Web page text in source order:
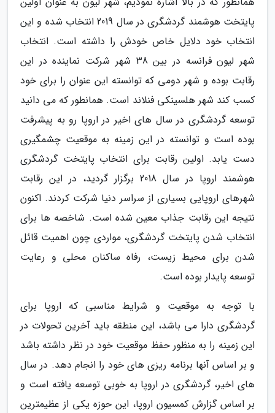
پایتخت هوشمند گردشگری در سال 2019 انتخاب شده و این
انتخاب خود دلایل خاص خودش را داشته است. انتخاب
شهر لیون فرانسه در بین 38 شهر شرکت نماینده در این
رقابت بوده و شهر دومی که توانسته این عنوان را برای خود
کسب کند شهر هلسینکی فنلاند است. همانطور که می دانید
توسعه گردشگری در سال های اخیر در اروپا رو به پیشرفت
بوده است و توانسته در این زمینه به موقعیت چشمگیری
دست یابد. اولین رقابت برای انتخاب پایتخت گردشگری
هوشمند اروپا در سال 2018 برگزار گردید، در این رقابت
شهرهای اروپایی بسیاری از سراسر دنیا شرکت کردند. اکنون
نتیجه این رقابت جذاب معین شده است. شاخصه ها برای
انتخاب شدن پایتخت گردشگری، مواردی چون اهمیت قائل
شدن برای محیط زیست، رفاه ساکنان محلی و رعایت
توسعه پایدار بوده است.
با توجه به موقعیت و شرایط مناسبی که اروپا برای
گردشگری دارا می باشد، این منطقه باید آخرین تحولات در
این زمینه را به منظور حفظ موقعیت خود در نظر داشته باشد
و بر اساس آنها برنامه ریزی های خود را انجام دهد. در سال
های اخیر، گردشگری در اروپا به خوبی توسعه یافته است و
بر اساس گزارش کمسیون اروپا، این حوزه یکی از عظیمترین